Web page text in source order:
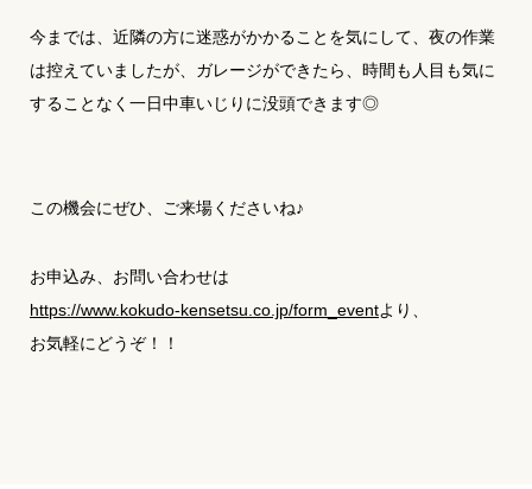
今までは、近隣の方に迷惑がかかることを気にして、夜の作業
は控えていましたが、ガレージができたら、時間も人目も気に
することなく一日中車いじりに没頭できます◎
この機会にぜひ、ご来場くださいね♪
お申込み、お問い合わせは
https://www.kokudo-kensetsu.co.jp/form_eventより、
お気軽にどうぞ！！